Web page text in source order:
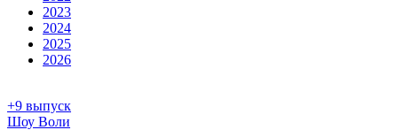
2023
2024
2025
2026
+9 выпуск
Шоу Воли